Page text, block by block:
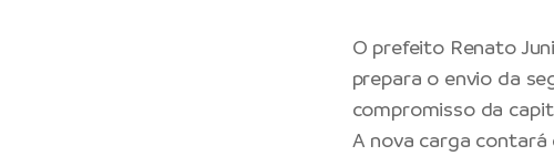
O prefeitoRenato
prepara o envio da
compromisso da
A nova carga